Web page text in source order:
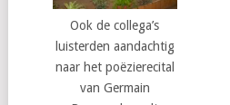
Ook de collega’s
luisterden aandachtig
naar het poëzierecital
van Germain